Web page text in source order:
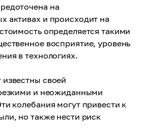
на
активах и происходит на
определяется такими
восприятие, уровень
в технологиях.
своей
и неожиданными
колебания могут привести к
но также нести риск